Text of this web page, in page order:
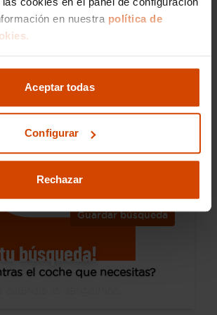
en nuestra política de
Aceptar todas
Configurar
Rechazar
110kW (150CV) S tronic
45.207 km
Automática
Madrid - Av. Andalucía
Guardar búsqueda
búsqueda!
el coche que necesitas?